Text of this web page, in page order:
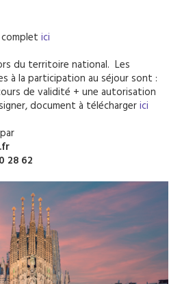
ici
du territoire national. Les
à la participation au séjour sont :
de validité + une autorisation
document à téléchargerici
28 62